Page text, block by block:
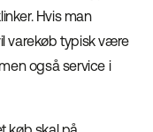
Hvis man
varekøb typisk være
også service i